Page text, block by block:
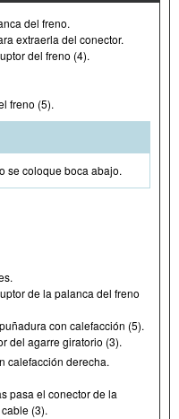
del freno.
extraerla del conector.
del freno (4).
freno (5).
se coloque boca abajo.
de la palanca del freno
con calefacción (5).
del agarre giratorio (3).
calefacción derecha.
pasa el conector de la
(3).